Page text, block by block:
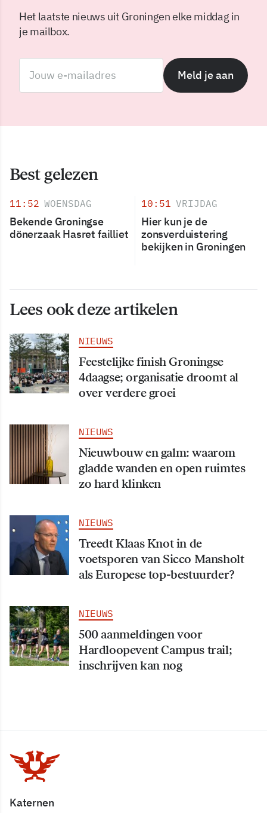
Het laatste nieuws uit Groningen elke middag in
je mailbox.
Meld je aan
Best gelezen
11:52 WOENSDAG
Bekende Groningse
dönerzaak Hasret failliet
10:51 VRIJDAG
Hier kun je de
zonsverduistering
bekijken in Groningen
Lees ook deze artikelen
NIEUWS
Feestelijke finish Groningse
4daagse; organisatie droomt al
over verdere groei
NIEUWS
Nieuwbouw en galm: waarom
gladde wanden en open ruimtes
zo hard klinken
NIEUWS
Treedt Klaas Knot in de
voetsporen van Sicco Mansholt
als Europese top-bestuurder?
NIEUWS
500 aanmeldingen voor
Hardloopevent Campus trail;
inschrijven kan nog
Katernen